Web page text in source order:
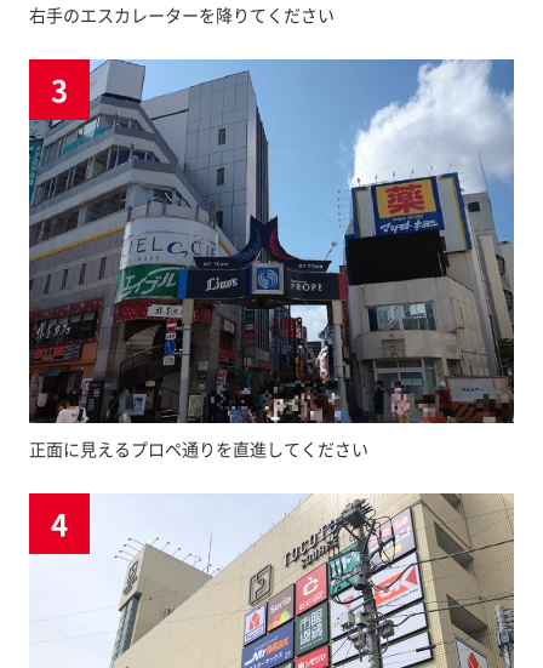
右手のエスカレーターを降りてください
3
正面に見えるプロペ通りを直進してください
4